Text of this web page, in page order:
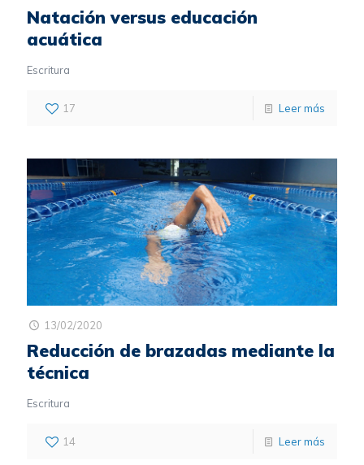
Natación versus educación
acuática
Escritura
17 Leer más
13/02/2020
Reducción de brazadas mediante la
técnica
Escritura
14 Leer más